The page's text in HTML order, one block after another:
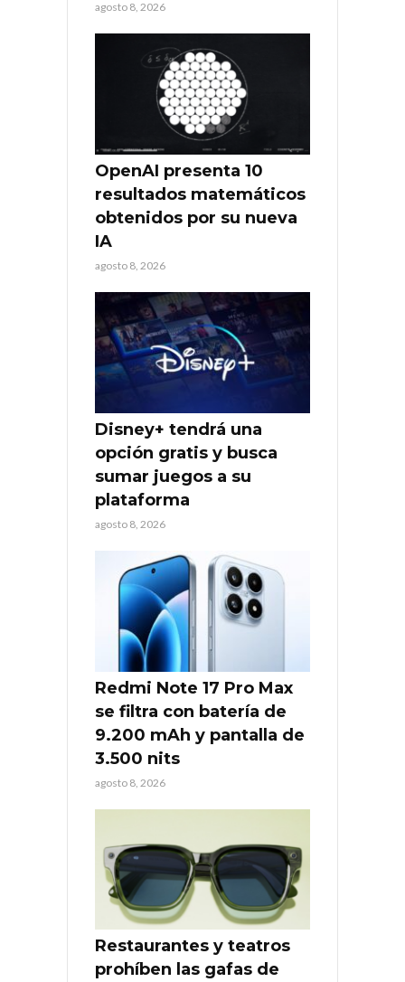
agosto 8, 2026
OpenAI presenta 10
resultados matemáticos
obtenidos por su nueva
IA
agosto 8, 2026
Disney+ tendrá una
opción gratis y busca
sumar juegos a su
plataforma
agosto 8, 2026
Redmi Note 17 Pro Max
se filtra con batería de
9.200 mAh y pantalla de
3.500 nits
agosto 8, 2026
Restaurantes y teatros
prohíben las gafas de